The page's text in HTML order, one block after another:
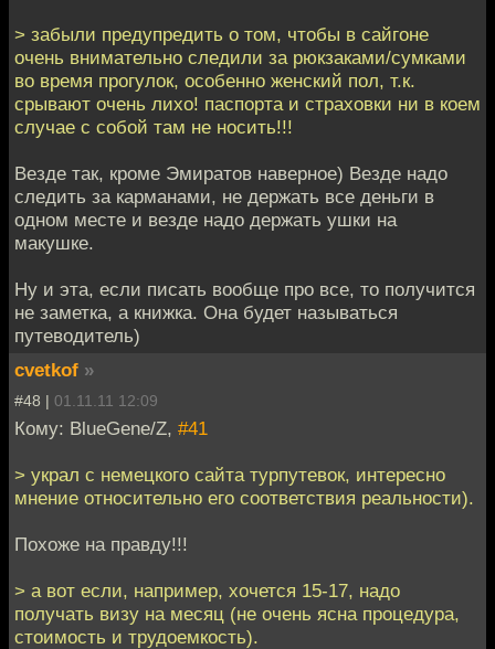
> забыли предупредить о том, чтобы в сайгоне
очень внимательно следили за рюкзаками/сумками
во время прогулок, особенно женский пол, т.к.
срывают очень лихо! паспорта и страховки ни в коем
случае с собой там не носить!!!
Везде так, кроме Эмиратов наверное) Везде надо
следить за карманами, не держать все деньги в
одном месте и везде надо держать ушки на
макушке.
Ну и эта, если писать вообще про все, то получится
не заметка, а книжка. Она будет называться
путеводитель)
cvetkof »
#48 | 01.11.11 12:09
Кому: BlueGene/Z, #41
> украл с немецкого сайта турпутевок, интересно
мнение относительно его соответствия реальности).
Похоже на правду!!!
> а вот если, например, хочется 15-17, надо
получать визу на месяц (не очень ясна процедура,
стоимость и трудоемкость).